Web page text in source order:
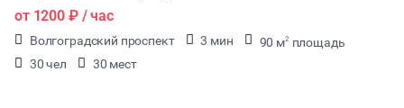
от 1200 ₽/ час
Волгоградский проспект 3 мин 90 м2 площадь
30 чел
30 мест